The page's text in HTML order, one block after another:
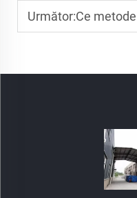
Următor:Ce metode de curățare